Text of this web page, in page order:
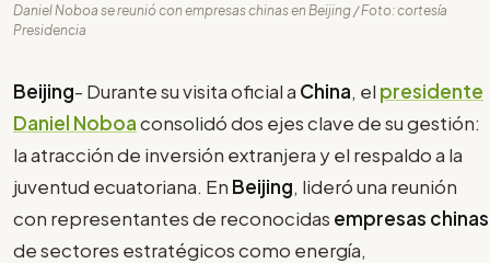
Daniel Noboa se reunió con empresas chinas en Beijing / Foto: cortesía
Presidencia
Beijing- Durante su visita oficial a China, el presidente
Daniel Noboaconsolidó dos ejes clave de su gestión:
la atracción de inversión extranjera y el respaldo a la
juventud ecuatoriana. En Beijing, lideró una reunión
con representantes de reconocidas empresas chinas
de sectores estratégicos como energía,